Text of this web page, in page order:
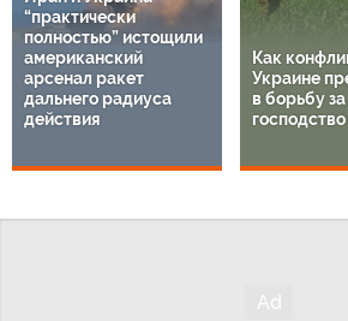
“практически
полностью” истощили
американский
арсенал ракет
дальнего радиуса
действия
Как
Украине
в борьбу за